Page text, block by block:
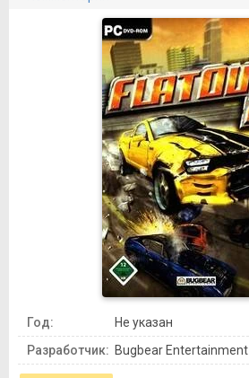
Год:
Не указан
Разработчик: Bugbear Entertainment